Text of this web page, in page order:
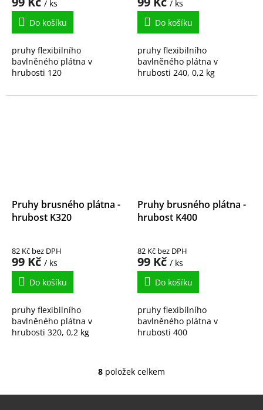
/ ks
Do košíku
pruhy flexibilního
bavlněného plátna v
hrubosti 120
/ ks
Do košíku
pruhy flexibilního
bavlněného plátna v
hrubosti 240, 0,2 kg
Pruhy brusného plátna -
hrubost K320
82 Kč bez DPH
99 Kč / ks
Do košíku
pruhy flexibilního
bavlněného plátna v
hrubosti 320, 0,2 kg
Pruhy brusného plátna -
hrubost K400
82 Kč bez DPH
99 Kč / ks
Do košíku
pruhy flexibilního
bavlněného plátna v
hrubosti 400
O
l
8 položek celkem
Z